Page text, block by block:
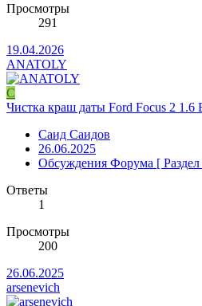
Просмотры
291
19.04.2026
ANATOLY
С
Чистка краш даты Ford Focus 2 1.6
Саид Саидов
26.06.2025
Обсуждения Форума [
Ответы
1
Просмотры
200
26.06.2025
arsenevich